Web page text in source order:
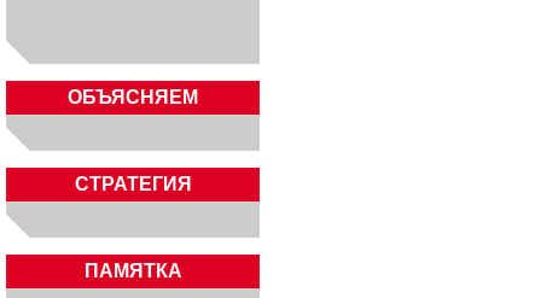
ОБЪЯСНЯЕМ
СТРАТЕГИЯ
ПАМЯТКА